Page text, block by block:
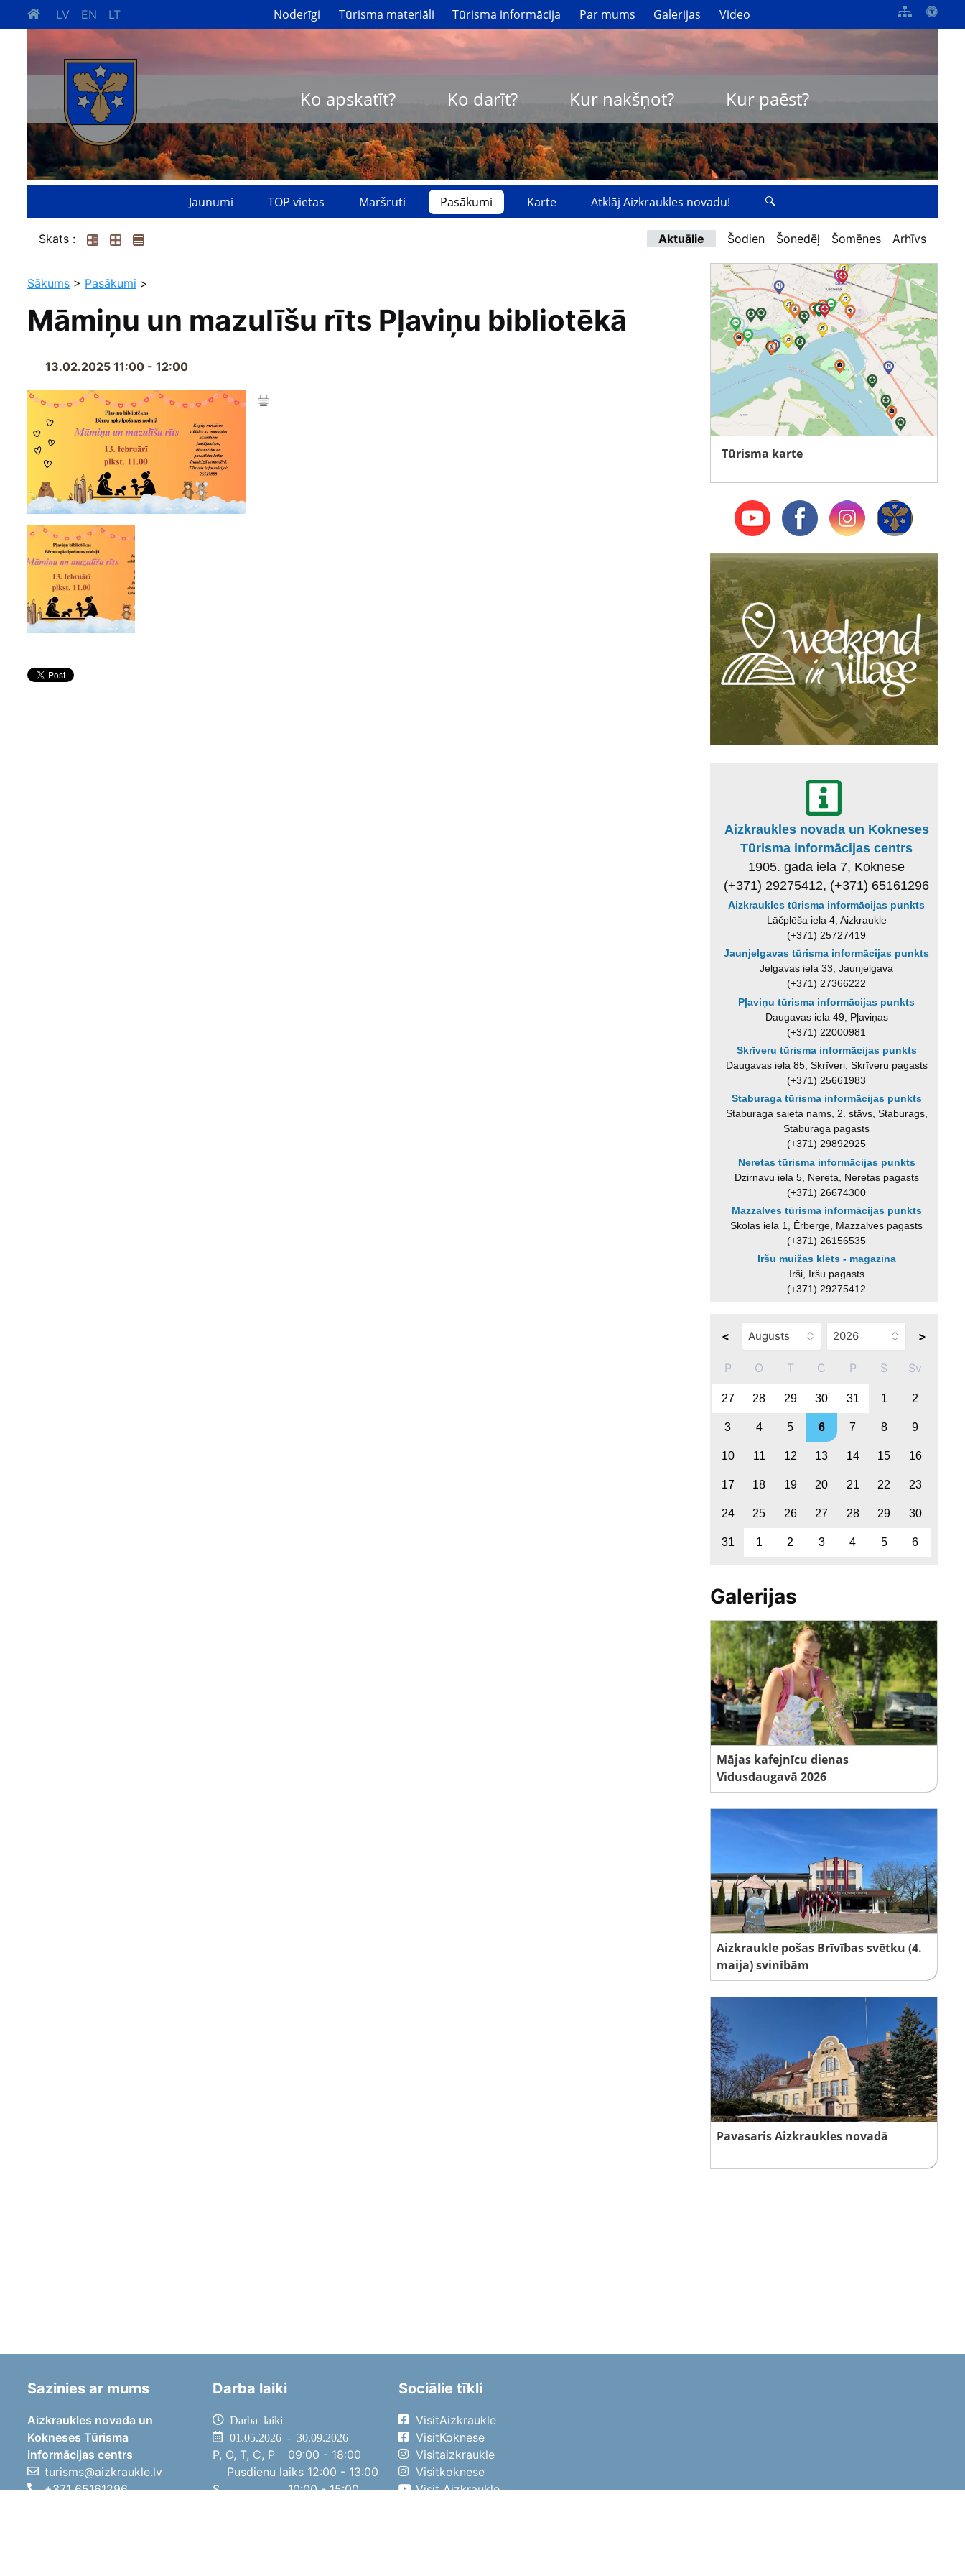
LV EN LT Noderīgi Tūrisma materiāli Tūrisma informācija Par mums Galerijas Video
Ko apskatīt? Ko darīt? Kur nakšņot? Kur paēst?
Jaunumi TOP vietas Maršruti Pasākumi Karte Atklāj Aizkraukles novadu!
Skats : Aktuālie Šodien Šonedēļ Šomēnes Arhīvs
Sākums > Pasākumi >
Māmiņu un mazulīšu rīts Pļaviņu bibliotēkā
13.02.2025 11:00 - 12:00
Tūrisma karte
Aizkraukles novada un Kokneses
Tūrisma informācijas centrs
1905. gada iela 7, Koknese
(+371) 29275412, (+371) 65161296
Aizkraukles tūrisma informācijas punkts
Lāčplēša iela 4, Aizkraukle
(+371) 25727419
Jaunjelgavas tūrisma informācijas punkts
Jelgavas iela 33, Jaunjelgava
(+371) 27366222
Pļaviņu tūrisma informācijas punkts
Daugavas iela 49, Pļaviņas
(+371) 22000981
Skrīveru tūrisma informācijas punkts
Daugavas iela 85, Skrīveri, Skrīveru pagasts
(+371) 25661983
Staburaga tūrisma informācijas punkts
Staburaga saieta nams, 2. stāvs, Staburags,
Staburaga pagasts
(+371) 29892925
Neretas tūrisma informācijas punkts
Dzirnavu iela 5, Nereta, Neretas pagasts
(+371) 26674300
Mazzalves tūrisma informācijas punkts
Skolas iela 1, Ērberģe, Mazzalves pagasts
(+371) 26156535
Iršu muižas klēts - magazīna
Irši, Iršu pagasts
(+371) 29275412
< >
P O T C P S Sv
27 28 29 30 31 1 2
3 4 5 6 7 8 9
10 11 12 13 14 15 16
17 18 19 20 21 22 23
24 25 26 27 28 29 30
31 1 2 3 4 5 6
Galerijas
Mājas kafejnīcu dienas
Vidusdaugavā 2026
Aizkraukle pošas Brīvības svētku (4.
maija) svinībām
Pavasaris Aizkraukles novadā
Sazinies ar mums
Aizkraukles novada un
Kokneses Tūrisma
informācijas centrs
turisms@aizkraukle.lv
+371 65161296
Darba laiki
Darba laiki
01.05.2026 - 30.09.2026
P, O, T, C, P
09:00 - 18:00
Pusdienu laiks 12:00 - 13:00
S
10:00 - 15:00
Sociālie tīkli
VisitAizkraukle
VisitKoknese
Visitaizkraukle
Visitkoknese
Visit Aizkraukle